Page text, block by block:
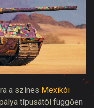
a színes Mexikói
típusától függően